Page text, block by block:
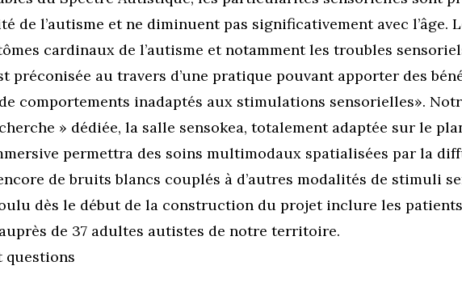
de l’autisme et ne diminuent pas significativement avec
cardinaux de l’autisme et notamment les troubles
préconisée au travers d’une pratique pouvant apporter des
comportements inadaptés aux stimulations sensorielles».
» dédiée, la salle sensokea, totalement adaptée sur le
permettra des soins multimodaux spatialisées par la
de bruits blancs couplés à d’autres modalités de stimuli
dès le début de la construction du projet inclure les
de 37 adultes autistes de notre territoire.
questions